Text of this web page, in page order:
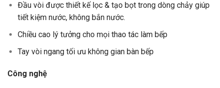
Đầu vòi được thiết kế lọc & tạo bọt trong dòng chảy giúp
tiết kiệm nước, không bắn nước.
Chiều cao lý tưởng cho mọi thao tác làm bếp
Tay vòi ngang tối ưu không gian bàn bếp
Công nghệ